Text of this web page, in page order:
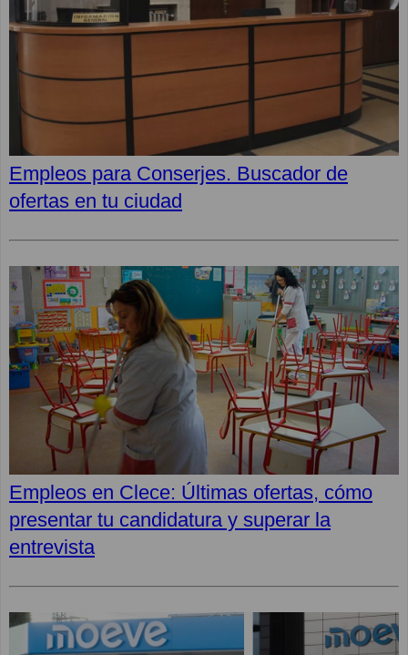
Empleos para Conserjes. Buscador de
ofertas en tu ciudad
Empleos en Clece: Últimas ofertas, cómo
presentar tu candidatura y superar la
entrevista